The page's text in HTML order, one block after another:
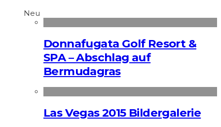
Neu
Donnafugata Golf Resort &
SPA – Abschlag auf
Bermudagras
Las Vegas 2015 Bildergalerie